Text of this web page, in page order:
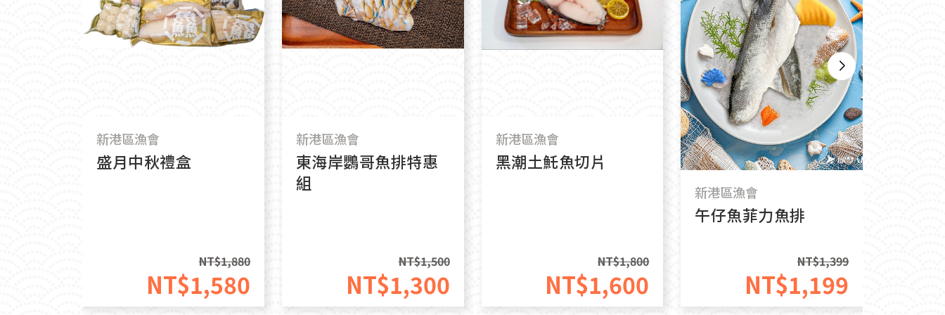
新港區漁會
盛月中秋禮盒
NT$1,880
NT$1,580
新港區漁會
東海岸鸚哥魚排特惠
組
NT$1,500
NT$1,300
新港區漁會
黑潮土魠魚切片
NT$1,800
NT$1,600
新港區漁會
午仔魚菲力魚排
NT$1,399
NT$1,199